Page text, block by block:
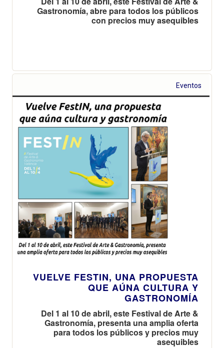
Gastronomía, abre para todos los públicos
con precios muy asequibles
Eventos
VUELVE FESTIN, UNA PROPUESTA
QUE AÚNA CULTURA Y
GASTRONOMÍA
Del 1 al 10 de abril, este Festival de Arte &
Gastronomía, presenta una amplia oferta
para todos los públicos y precios muy
asequibles